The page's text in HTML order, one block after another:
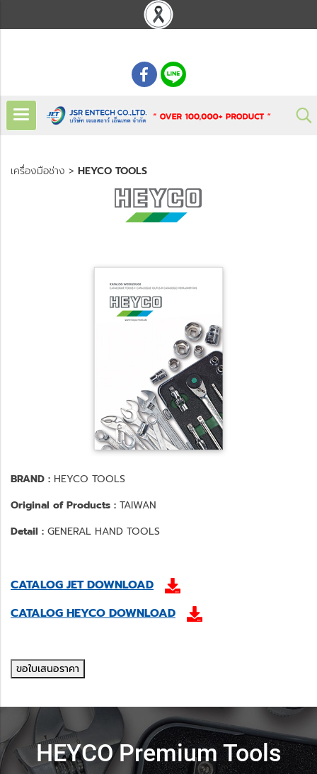
เครื่องมือช่าง > HEYCO TOOLS
BRAND : HEYCO TOOLS
Original of Products : TAIWAN
Detail : GENERAL HAND TOOLS
CATALOG JET DOWNLOAD
CATALOG HEYCO DOWNLOAD
ขอใบเสนอราคา
HEYCO Premium Tools